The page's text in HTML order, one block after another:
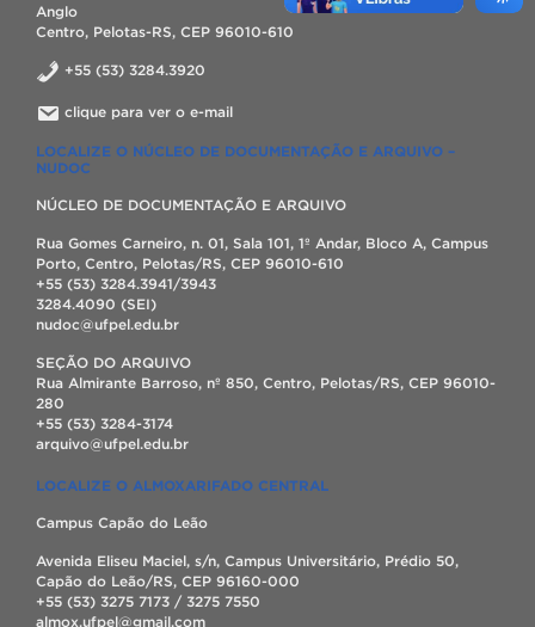
Anglo
Centro, Pelotas-RS, CEP 96010-610
+55 (53) 3284.3920
clique para ver o e-mail
LOCALIZE O NÚCLEO DE DOCUMENTAÇÃO E ARQUIVO –
NUDOC
NÚCLEO DE DOCUMENTAÇÃO E ARQUIVO
Rua Gomes Carneiro, n. 01, Sala 101, 1º Andar, Bloco A, Campus
Porto, Centro, Pelotas/RS, CEP 96010-610
+55 (53) 3284.3941/3943
3284.4090 (SEI)
nudoc@ufpel.edu.br
SEÇÃO DO ARQUIVO
Rua Almirante Barroso, nº 850, Centro, Pelotas/RS, CEP 96010-
280
+55 (53) 3284-3174
arquivo@ufpel.edu.br
LOCALIZE O ALMOXARIFADO CENTRAL
Campus Capão do Leão
Avenida Eliseu Maciel, s/n, Campus Universitário, Prédio 50,
Capão do Leão/RS, CEP 96160-000
+55 (53) 3275 7173 / 3275 7550
almox.ufpel@gmail.com